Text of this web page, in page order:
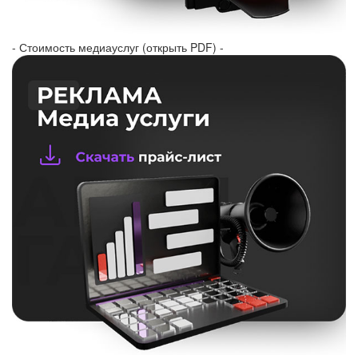
- Стоимость медиауслуг (открыть PDF) -